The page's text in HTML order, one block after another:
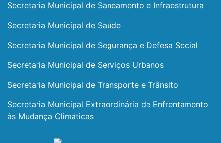
Secretaria Municipal de Saneamento e Infraestrutura
Secretaria Municipal de Saúde
Secretaria Municipal de Segurança e Defesa Social
Secretaria Municipal de Serviços Urbanos
Secretaria Municipal de Transporte e Trânsito
Secretaria Municipal Extraordinária de Enfrentamento
às Mudança Climáticas